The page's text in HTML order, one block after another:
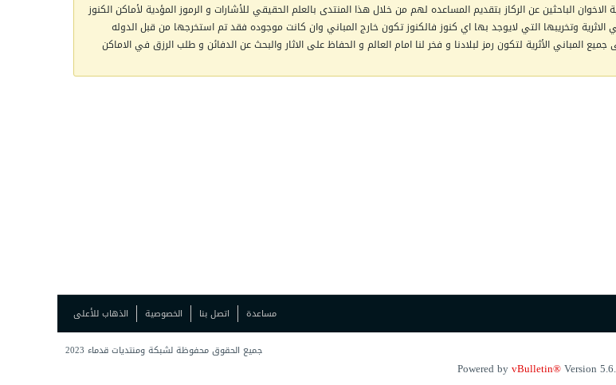
الباحثين عن الركاز بتقديم المساعده لهم من خلال هذا المنتدى بالعلم الحقيقي للأشارات و الرموز المؤدية لأماكن الكنوز
الاثرية وتخريبها التي لايوجد بها اي كنوز فالكنوز تكون خارج المباني وان كانت موجوده فقد تم استخرجها من قبل الدوله
الأثرية لتكون رمز لبلادنا و فخر لنا امام العالم و الحفاظ على الاثار والبحث عن الدفائن و طلب الرزق في الاماكن
مساعدة اتصل بنا الخصوصية الذهاب للأعلى
جميع الحقوق محفوظة لشبكة ومنتديات قدماء 2023
Powered byvBulletin®Version